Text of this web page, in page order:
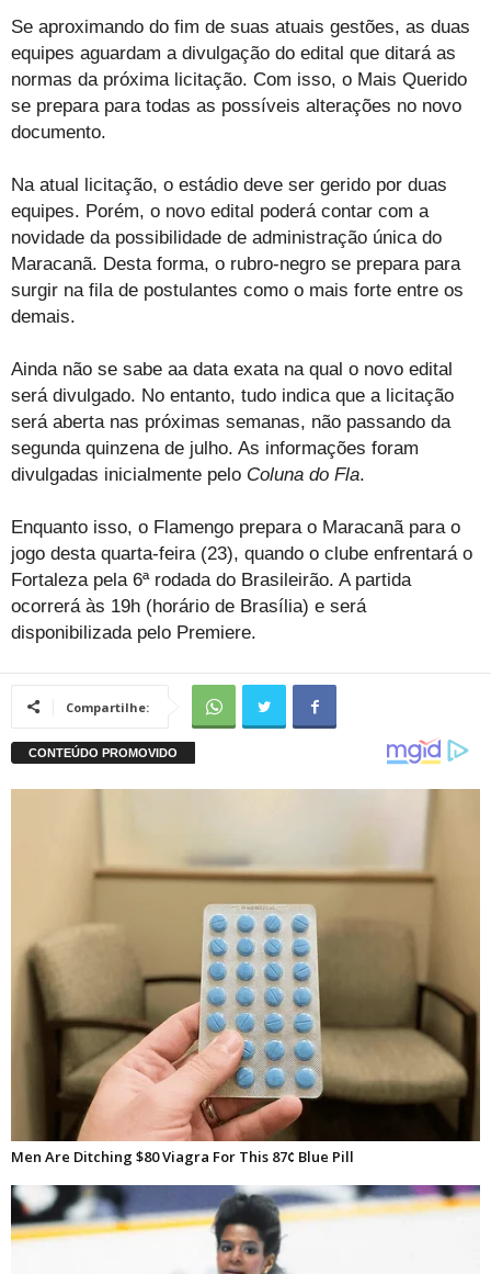
Se aproximando do fim de suas atuais gestões, as duas
equipes aguardam a divulgação do edital que ditará as
normas da próxima licitação. Com isso, o Mais Querido
se prepara para todas as possíveis alterações no novo
documento.
Na atual licitação, o estádio deve ser gerido por duas
equipes. Porém, o novo edital poderá contar com a
novidade da possibilidade de administração única do
Maracanã. Desta forma, o rubro-negro se prepara para
surgir na fila de postulantes como o mais forte entre os
demais.
Ainda não se sabe aa data exata na qual o novo edital
será divulgado. No entanto, tudo indica que a licitação
será aberta nas próximas semanas, não passando da
segunda quinzena de julho. As informações foram
divulgadas inicialmente pelo Coluna do Fla.
Enquanto isso, o Flamengo prepara o Maracanã para o
jogo desta quarta-feira (23), quando o clube enfrentará o
Fortaleza pela 6ª rodada do Brasileirão. A partida
ocorrerá às 19h (horário de Brasília) e será
disponibilizada pelo Premiere.
Compartilhe: